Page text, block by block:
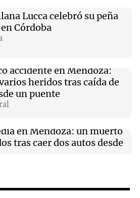
conocé los números
sábado 8 de agosto.
controles de pasaporte a
tras crisis migratoria en
ante Argentinos Juniors tras
en el Torneo Clausura
Lucca celebró su peña
Córdoba
accidente en Mendoza:
heridos tras caída de
un puente
en Mendoza: un muerto
tras caer dos autos desde
esta noche a